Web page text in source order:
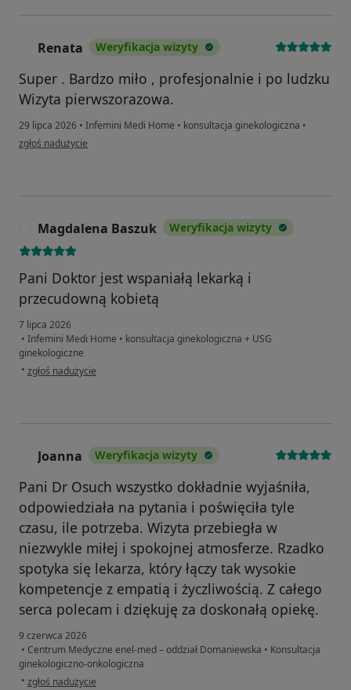
Renata Weryfikacja wizyty
Super . Bardzo miło , profesjonalnie i po ludzku
Wizyta pierwszorazowa.
29 lipca 2026 • Infemini Medi Home • konsultacja ginekologiczna •
w opinii użytkownika Renata
zgłoś nadużycie
Magdalena Baszuk Weryfikacja wizyty
Pani Doktor jest wspaniałą lekarką i
przecudowną kobietą
7 lipca 2026
• Infemini Medi Home • konsultacja ginekologiczna + USG
ginekologiczne
• w opinii użytkownika Magdalena Baszuk
zgłoś nadużycie
Joanna Weryfikacja wizyty
Pani Dr Osuch wszystko dokładnie wyjaśniła,
odpowiedziała na pytania i poświęciła tyle
czasu, ile potrzeba. Wizyta przebiegła w
niezwykle miłej i spokojnej atmosferze. Rzadko
spotyka się lekarza, który łączy tak wysokie
kompetencje z empatią i życzliwością. Z całego
serca polecam i dziękuję za doskonałą opiekę.
9 czerwca 2026
• Centrum Medyczne enel-med – oddział Domaniewska • Konsultacja
ginekologiczno-onkologiczna
• w opinii użytkownika Joanna
zgłoś nadużycie